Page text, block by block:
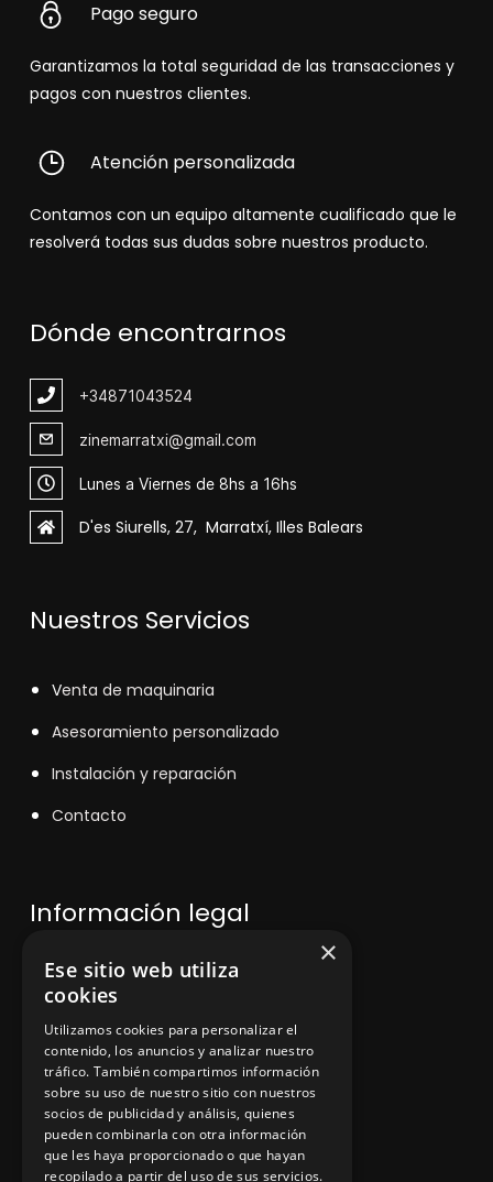
Pago seguro
Garantizamos la total seguridad de las transacciones y
pagos con nuestros clientes.
Atención personalizada
Contamos con un equipo altamente cualificado que le
resolverá todas sus dudas sobre nuestros producto.
Dónde encontrarnos
+34871043524
zinemarratxi@gmail.com
Lunes a Viernes de 8hs a 16hs
D'es Siurells, 27, Marratxí, Illes Balears
Nuestros Servicios
Venta de maquinaria
Asesoramiento personalizado
Instalación y reparación
Contacto
Información legal
Política de privacidad
Aviso legal
App Zine Hostelería
×
Ese sitio web utiliza
cookies
Utilizamos cookies para personalizar el
contenido, los anuncios y analizar nuestro
tráfico. También compartimos información
sobre su uso de nuestro sitio con nuestros
socios de publicidad y análisis, quienes
pueden combinarla con otra información
que les haya proporcionado o que hayan
recopilado a partir del uso de sus servicios.